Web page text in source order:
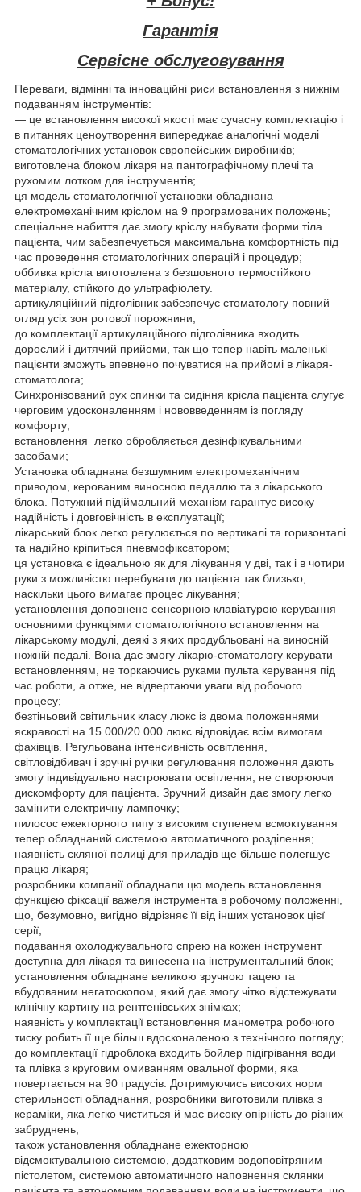
Гарантія
Сервісне обслуговування
Переваги, відмінні та інноваційні риси встановлення з нижнім
подаванням інструментів:
— це встановлення високої якості має сучасну комплектацію і
в питаннях ценоутворення випереджає аналогічні моделі
стоматологічних установок європейських виробників;
виготовлена блоком лікаря на пантографічному плечі та
рухомим лотком для інструментів;
ця модель стоматологічної установки обладнана
електромеханічним кріслом на 9 програмованих положень;
спеціальне набиття дає змогу кріслу набувати форми тіла
пацієнта, чим забезпечується максимальна комфортність під
час проведення стоматологічних операцій і процедур;
оббивка крісла виготовлена з безшовного термостійкого
матеріалу, стійкого до ультрафіолету.
артикуляційний підголівник забезпечує стоматологу повний
огляд усіх зон ротової порожнини;
до комплектації артикуляційного підголівника входить
дорослий і дитячий прийоми, так що тепер навіть маленькі
пацієнти зможуть впевнено почуватися на прийомі в лікаря-
стоматолога;
Синхронізований рух спинки та сидіння крісла пацієнта слугує
черговим удосконаленням і нововведенням із погляду
комфорту;
встановлення легко обробляється дезінфікувальними
засобами;
Установка обладнана безшумним електромеханічним
приводом, керованим виносною педаллю та з лікарського
блока. Потужний підіймальний механізм гарантує високу
надійність і довговічність в експлуатації;
лікарський блок легко регулюється по вертикалі та горизонталі
та надійно кріпиться пневмофіксатором;
ця установка є ідеальною як для лікування у дві, так і в чотири
руки з можливістю перебувати до пацієнта так близько,
наскільки цього вимагає процес лікування;
установлення доповнене сенсорною клавіатурою керування
основними функціями стоматологічного встановлення на
лікарському модулі, деякі з яких продубльовані на виносній
ножній педалі. Вона дає змогу лікарю-стоматологу керувати
встановленням, не торкаючись руками пульта керування під
час роботи, а отже, не відвертаючи уваги від робочого
процесу;
безтіньовий світильник класу люкс із двома положеннями
яскравості на 15 000/20 000 люкс відповідає всім вимогам
фахівців. Регульована інтенсивність освітлення,
світловідбивач і зручні ручки регулювання положення дають
змогу індивідуально настроювати освітлення, не створюючи
дискомфорту для пацієнта. Зручний дизайн дає змогу легко
замінити електричну лампочку;
пилосос ежекторного типу з високим ступенем всмоктування
тепер обладнаний системою автоматичного розділення;
наявність скляної полиці для приладів ще більше полегшує
працю лікаря;
розробники компанії обладнали цю модель встановлення
функцією фіксації важеля інструмента в робочому положенні,
що, безумовно, вигідно відрізняє її від інших установок цієї
серії;
подавання охолоджувального спрею на кожен інструмент
доступна для лікаря та винесена на інструментальний блок;
установлення обладнане великою зручною тацею та
вбудованим негатоскопом, який дає змогу чітко відстежувати
клінічну картину на рентгенівських знімках;
наявність у комплектації встановлення манометра робочого
тиску робить її ще більш вдосконаленою з технічного погляду;
до комплектації гідроблока входить бойлер підігрівання води
та плівка з круговим омиванням овальної форми, яка
повертається на 90 градусів. Дотримуючись високих норм
стерильності обладнання, розробники виготовили плівка з
кераміки, яка легко чиститься й має високу опірність до різних
забруднень;
також установлення обладнане ежекторною
відсмоктувальною системою, додатковим водоповітряним
пістолетом, системою автоматичного наповнення склянки